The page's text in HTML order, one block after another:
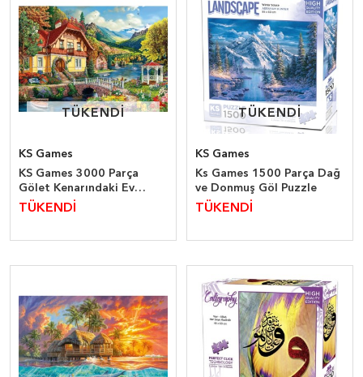
TÜKENDİ
TÜKENDİ
KS Games
KS Games 3000 Parça
Gölet Kenarındaki Ev
Puzzle
TÜKENDİ
TÜKENDİ
TÜKENDİ
KS Games
Ks Games 1500 Parça Dağ
ve Donmuş Göl Puzzle
TÜKENDİ